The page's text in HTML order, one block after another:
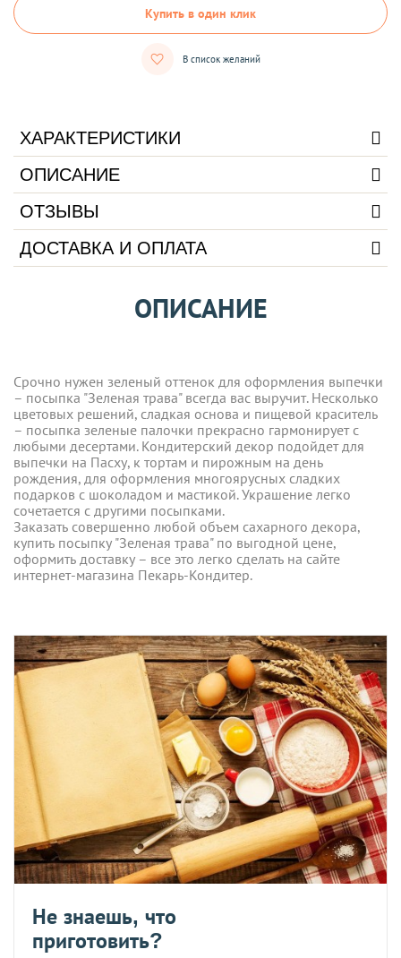
Купить в один клик
В список желаний
ХАРАКТЕРИСТИКИ
ОПИСАНИЕ
ОТЗЫВЫ
ДОСТАВКА И ОПЛАТА
ОПИСАНИЕ
Срочно нужен зеленый оттенок для оформления выпечки
– посыпка "Зеленая трава" всегда вас выручит. Несколько
цветовых решений, сладкая основа и пищевой краситель
– посыпка зеленые палочки прекрасно гармонирует с
любыми десертами. Кондитерский декор подойдет для
выпечки на Пасху, к тортам и пирожным на день
рождения, для оформления многоярусных сладких
подарков с шоколадом и мастикой. Украшение легко
сочетается с другими посыпками.
Заказать совершенно любой объем сахарного декора,
купить посыпку "Зеленая трава" по выгодной цене,
оформить доставку – все это легко сделать на сайте
интернет-магазина Пекарь-Кондитер.
Не знаешь, что
приготовить?